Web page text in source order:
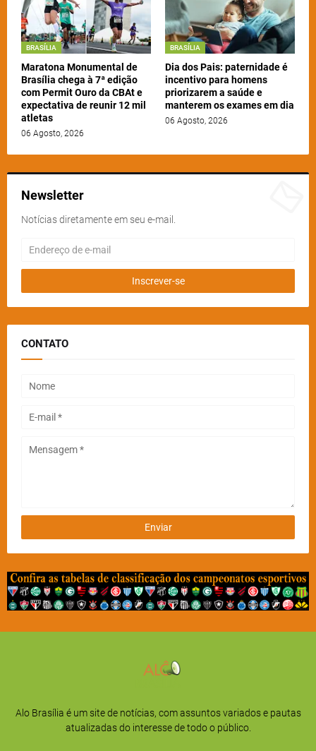
BRASÍLIA
Maratona Monumental de
Brasília chega à 7ª edição
com Permit Ouro da CBAt e
expectativa de reunir 12 mil
atletas
06 Agosto, 2026
BRASÍLIA
Dia dos Pais: paternidade é
incentivo para homens
priorizarem a saúde e
manterem os exames em dia
06 Agosto, 2026
Newsletter
Notícias diretamente em seu e-mail.
CONTATO
Alo Brasília é um site de notícias, com assuntos variados e pautas
atualizadas do interesse de todo o público.